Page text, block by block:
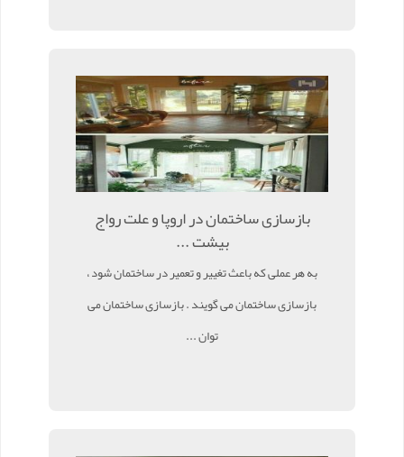
بازسازی ساختمان در اروپا و علت رواج
بیشت ...
به هر عملی که باعث تغییر و تعمیر در ساختمان شود ،
بازسازی ساختمان می گویند . بازسازی ساختمان می
توان ...